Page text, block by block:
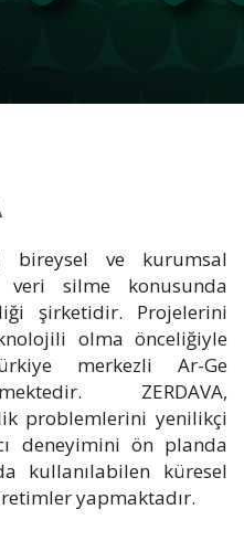
bireysel ve kurumsal
veri silme konusunda
şirketidir. Projelerini
olma önceliğiyle
merkezli Ar-Ge
ZERDAVA,
problemlerini yenilikçi
deneyimini ön planda
kullanılabilen küresel
yapmaktadır.